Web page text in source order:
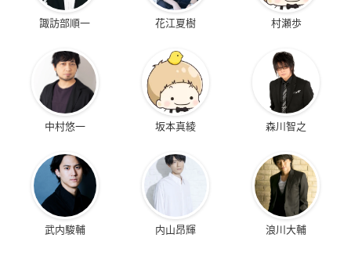
諏訪部順一 花江夏樹 村瀬歩
中村悠一 坂本真綾 森川智之
武内駿輔 内山昂輝 浪川大輔